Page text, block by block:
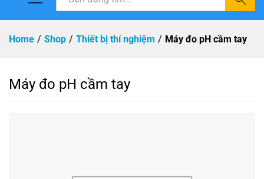
Tìm
Home / Shop / Thiết bị thí nghiệm / Máy đo pH cầm tay
Máy đo pH cầm tay